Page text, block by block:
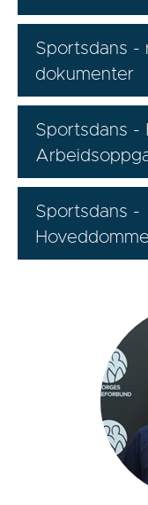
Sportsdans -
dokumenter
Sportsdans -
Sportsdans -